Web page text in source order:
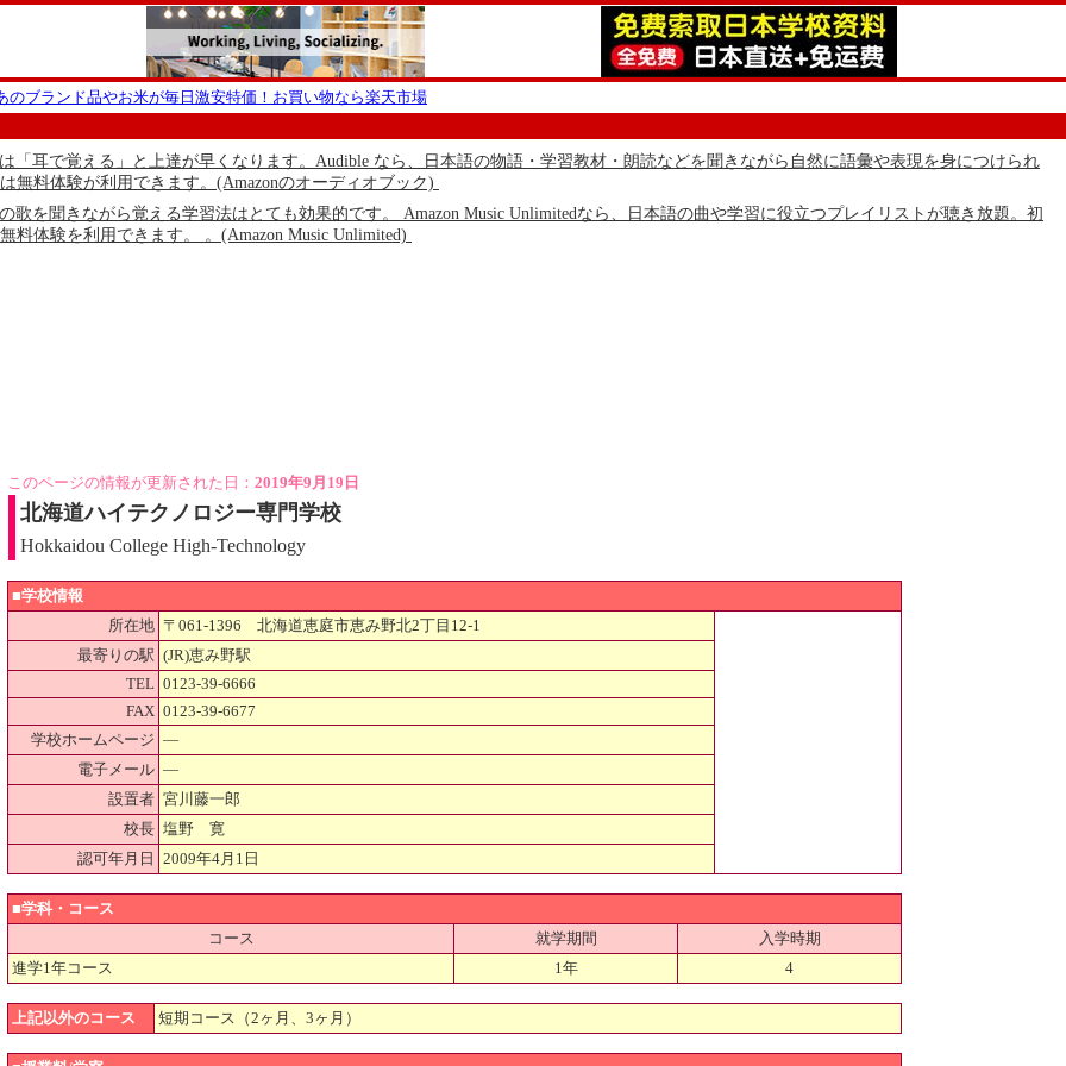
のブランド品やお米が毎日激安特価！お買い物なら楽天市場
「耳で覚える」と上達が早くなります。Audible なら、日本語の物語・学習教材・朗読などを聞きながら自然に語彙や表現を身につけられ
無料体験が利用できます。(Amazonのオーディオブック)
歌を聞きながら覚える学習法はとても効果的です。 Amazon Music Unlimitedなら、日本語の曲や学習に役立つプレイリストが聴き放題。初
料体験を利用できます。 。(Amazon Music Unlimited)
このページの情報が更新された日： 2019年9月19日
北海道ハイテクノロジー専門学校
Hokkaidou College High-Technology
■学校情報
所在地 〒061-1396 北海道恵庭市恵み野北2丁目12-1
最寄りの駅 (JR)恵み野駅
TEL 0123-39-6666
FAX 0123-39-6677
学校ホームページ ―
電子メール ―
設置者 宮川藤一郎
校長 塩野 寛
認可年月日
2009年4月1日
■学科・コース
コース
就学期間
入学時期
進学1年コース
1年 4
上記以外のコース 短期コース（2ヶ月、3ヶ月）